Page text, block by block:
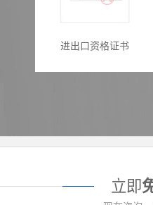
进出口资格证书
立即